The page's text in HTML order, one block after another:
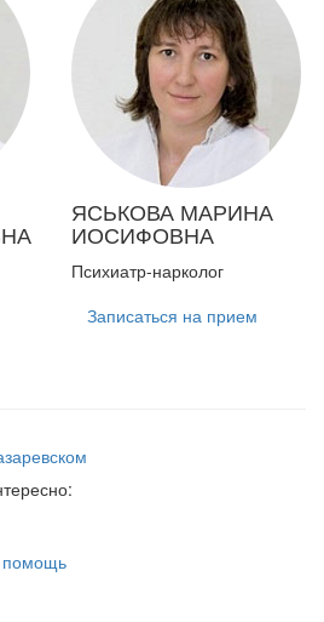
ЯСЬКОВА МАРИНА
ИОСИФОВНА
Психиатр-нарколог
Записаться на прием
помощь